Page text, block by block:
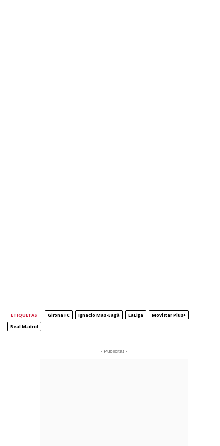
ETIQUETAS Girona FC Ignacio Mas-Bagà LaLiga
Movistar Plus+
Real Madrid
- Publicitat -